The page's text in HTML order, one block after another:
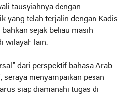
tausyiahnya dengan
yang telah terjalin dengan Kadis
sejak beliau masih
wilayah lain.
dari perspektif bahasa Arab
seraya menyampaikan pesan
siap diamanahi tugas di